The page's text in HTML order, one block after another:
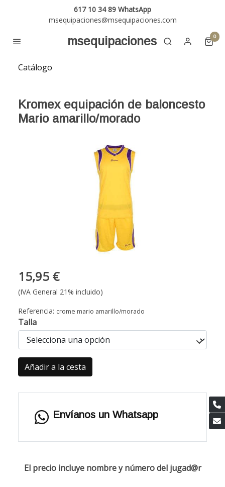
617 10 34 89 WhatsApp
msequipaciones@msequipaciones.com
msequipaciones 0
Catálogo
Kromex equipación de baloncesto
Mario amarillo/morado
15,95 €
(IVA General 21% incluido)
Referencia: crome mario amarillo/morado
Talla
Añadir a la cesta
Envíanos un Whatsapp
El precio incluye nombre y número del jugad@r